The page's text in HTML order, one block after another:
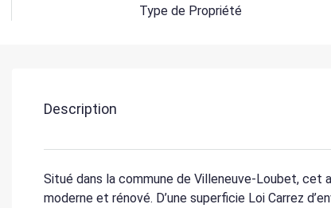
Type de Propriété
Description
Situé dans la commune de Villeneuve-Loubet,
moderne et rénové. D’une superficie Loi Carrez